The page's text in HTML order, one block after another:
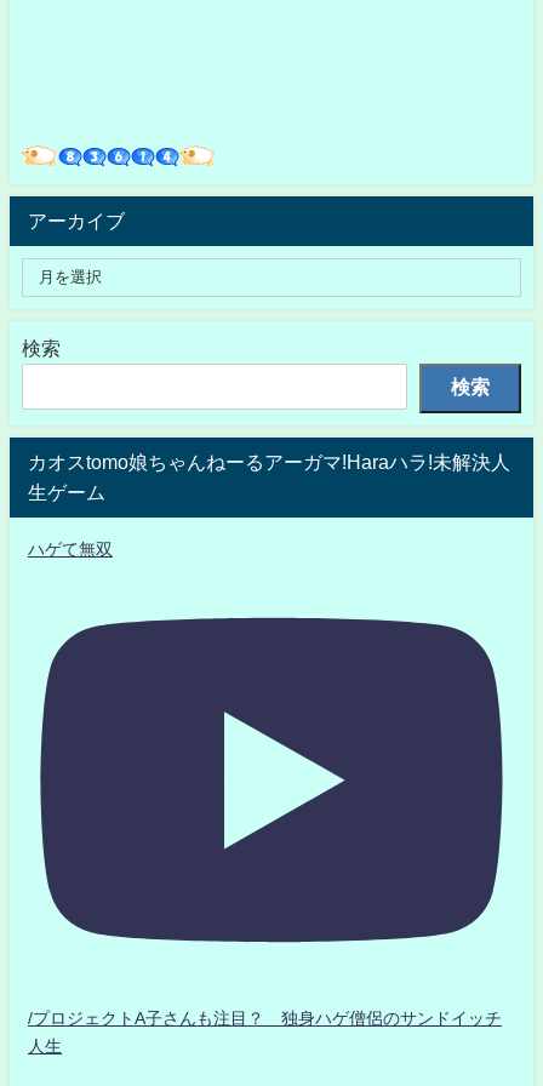
アーカイブ
検索
検索
カオスtomo娘ちゃんねーるアーガマ!Haraハラ!未解決人
生ゲーム
ハゲて無双
/プロジェクトA子さんも注目？ 独身ハゲ僧侶のサンドイッチ
人生